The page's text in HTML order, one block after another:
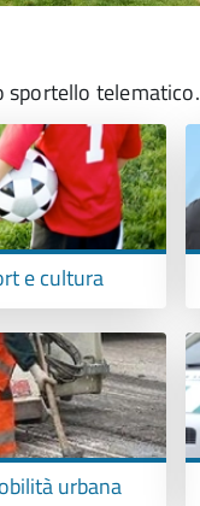
sportello telematico.
e cultura
urbana